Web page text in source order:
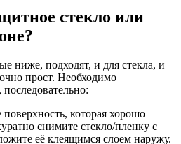
стекло или
ниже, подходят, и для стекла, и
прост. Необходимо
последовательно:
которая хорошо
снимите стекло/пленку с
её клеящимся слоем наружу.